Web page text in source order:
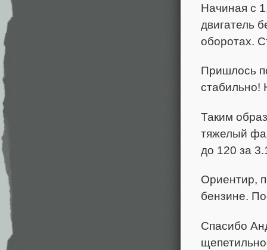
Начиная с
двигатель
оборотах.
Пришлось
стабильно!
Таким
тяжелый
до 120 за
Ориентир,
бензине.
Спасибо